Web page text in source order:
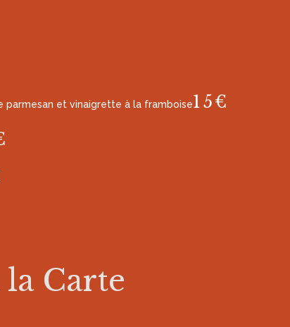
parmesan et vinaigrette à la framboise15€
Carte